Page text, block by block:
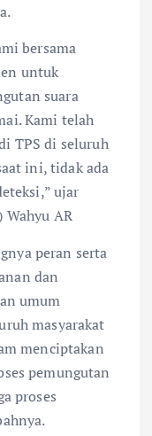
bersama
untuk
suara
Kami telah
TPS di seluruh
ini, tidak ada
ujar
AR
peran serta
dan
umum
masyarakat
menciptakan
pemungutan
proses